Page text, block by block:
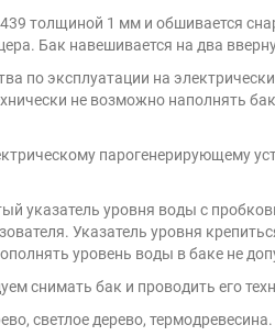
толщиной 1 мм и обшивается
Бак навешивается на два
по эксплуатации на
не возможно наполнять
парогенерирующему
указатель уровня воды с
Указатель уровня
уровень воды в баке не
снимать бак и проводить его
светлое дерево, термодревесина.